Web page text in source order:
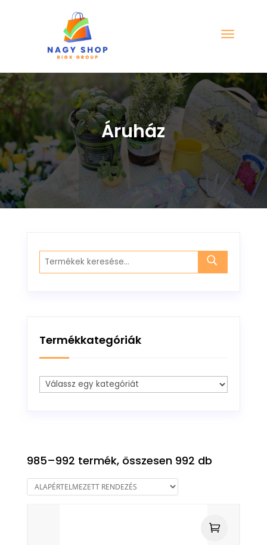
Áruház
Termékkategóriák
985–992 termék, összesen 992 db